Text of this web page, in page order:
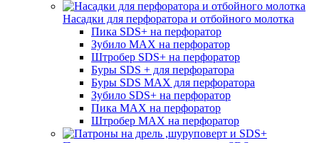
Насадки для перфоратора и отбойного молотка
Пика SDS+ на перфоратор
Зубило MAX на перфоратор
Штробер SDS+ на перфоратор
Буры SDS + для перфоратора
Буры SDS MAX для перфоратора
Зубило SDS+ на перфоратор
Пика MAX на перфоратор
Штробер MAX на перфоратор